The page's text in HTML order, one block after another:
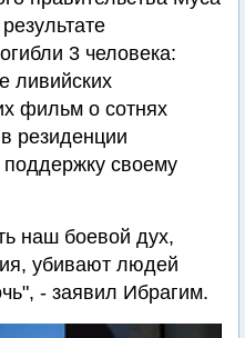
3 человека:
ливийских
фильм о сотнях
резиденции
своему
наш боевой дух,
убивают людей
- заявил Ибрагим.